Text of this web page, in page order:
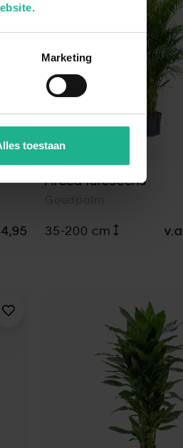
Marketing
toestaan
Areca lutescens
35-200 cm